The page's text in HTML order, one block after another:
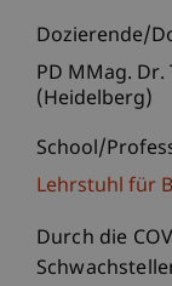
Dozierende/
PD MMag. Dr.
(Heidelberg)
School/
Lehrstuhl für
Durch die